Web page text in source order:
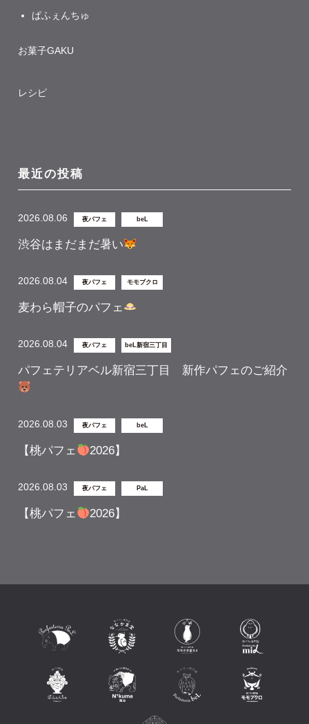
ぱふぇんちゅ
お菓子GAKU
レシピ
最近の投稿
2026.08.06 夜パフェ beL
渋谷はまだまだ暑い
2026.08.04 夜パフェ モモブクロ
麦わら帽子のパフェ
2026.08.04 夜パフェ beL新宿三丁目
パフェテリアベル新宿三丁目 新作パフェのご紹介
2026.08.03 夜パフェ beL
【桃パフェ 2026】
2026.08.03 夜パフェ PaL
【桃パフェ 2026】